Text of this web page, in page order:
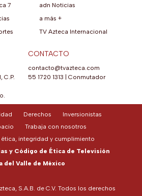
7
adn Noticias
a más +
TV Azteca Internacional
C.P.
CONTACTO
contacto@tvazteca.com
55 1720 1313
Conmutador
S.A.B. de C.V. Todos los derechos
Derechos
Inversionistas
Trabaja con nosotros
ética, integridad y cumplimiento
y Código de Ética de Televisión
del Valle de México